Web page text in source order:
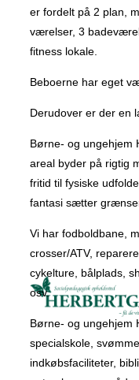
er fordelt på 2 plan,
værelser, 3
fitness lokale.
Beboerne har eget
Derudover er der en
Børne- og ungehjem
areal byder på rigtig
fritid til fysiske
fantasi sætter
Vi har fodboldbane,
crosser/ATV,
cykelture, bålplads,
osv.
Børne- og ungehjem
specialskole,
indkøbsfaciliteter,